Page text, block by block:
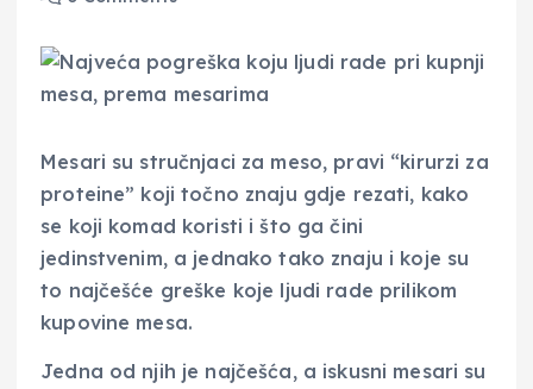
Mesari su stručnjaci za meso, pravi “kirurzi za
proteine” koji točno znaju gdje rezati, kako
se koji komad koristi i što ga čini
jedinstvenim, a jednako tako znaju i koje su
to najčešće greške koje ljudi rade prilikom
kupovine mesa.
Jedna od njih je najčešća, a iskusni mesari su